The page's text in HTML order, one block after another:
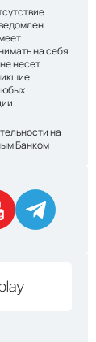
на себя
несет
на
Банком